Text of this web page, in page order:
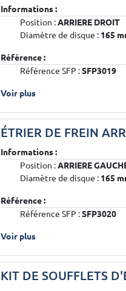
Informations :
Position : ARRIERE DROIT
Diamètre de disque : 165
Référence :
Référence SFP : SFP3019
Voir plus
ÉTRIER DE FREIN
Informations :
Position : ARRIERE
Diamètre de disque : 165
Référence :
Référence SFP : SFP3020
Voir plus
KIT DE SOUFFLETS